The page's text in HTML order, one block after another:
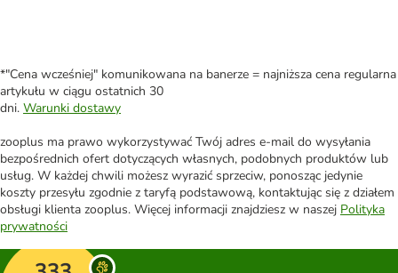
*"Cena wcześniej" komunikowana na banerze = najniższa cena regularna
artykułu w ciągu ostatnich 30
dni. Warunki dostawy
zooplus ma prawo wykorzystywać Twój adres e-mail do wysyłania
bezpośrednich ofert dotyczących własnych, podobnych produktów lub
usług. W każdej chwili możesz wyrazić sprzeciw, ponosząc jedynie
koszty przesyłu zgodnie z taryfą podstawową, kontaktując się z działem
obsługi klienta zooplus. Więcej informacji znajdziesz w naszej Polityka
prywatności